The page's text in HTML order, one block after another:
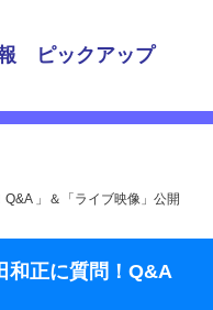
ピックアップ
」＆「ライブ映像」公開
和正に質問！Q&A